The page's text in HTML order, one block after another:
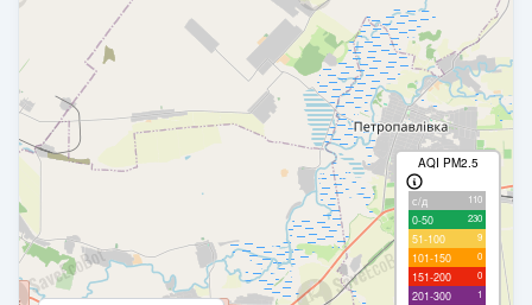
AQI PM2.5
с/д 110
0-50 230
51-100 9
101-150 0
151-200 0
201-300 1